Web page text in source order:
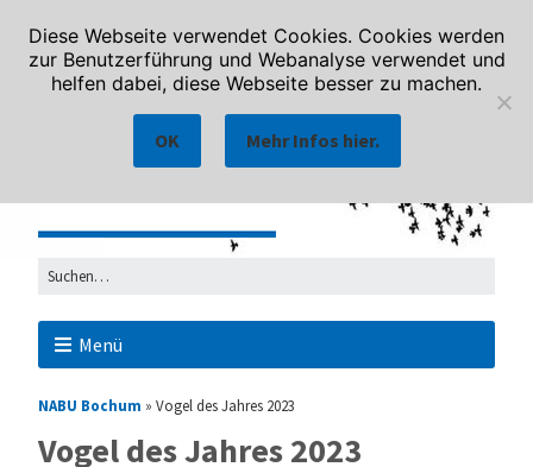
Menü
NABU Bochum » Vogel des Jahres 2023
Vogel des Jahres 2023
Diese Webseite verwendet Cookies. Cookies werden
zur Benutzerführung und Webanalyse verwendet und
helfen dabei, diese Webseite besser zu machen.
OK Mehr Infos hier.